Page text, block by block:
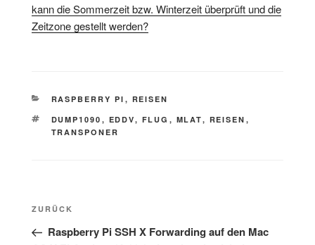
kann die Sommerzeit bzw. Winterzeit überprüft und die
Zeitzone gestellt werden?
KATEGORIEN
RASPBERRY PI , REISEN
SCHLAGWÖRTER
DUMP1090 , EDDV, FLUG , MLAT, REISEN ,
TRANSPONER
Beitragsnavigation
Vorheriger
Beitrag
ZURÜCK
Raspberry Pi SSH X Forwarding auf den Mac